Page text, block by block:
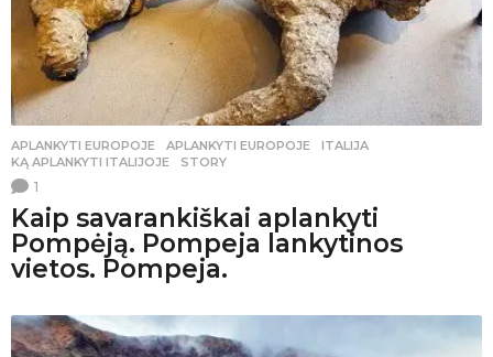
APLANKYTI EUROPOJE APLANKYTI EUROPOJE ,ITALIJA
KĄ APLANKYTI ITALIJOJE
,STORY
1
Kaip savarankiškai aplankyti
Pompėją. Pompeja lankytinos
vietos. Pompeja.